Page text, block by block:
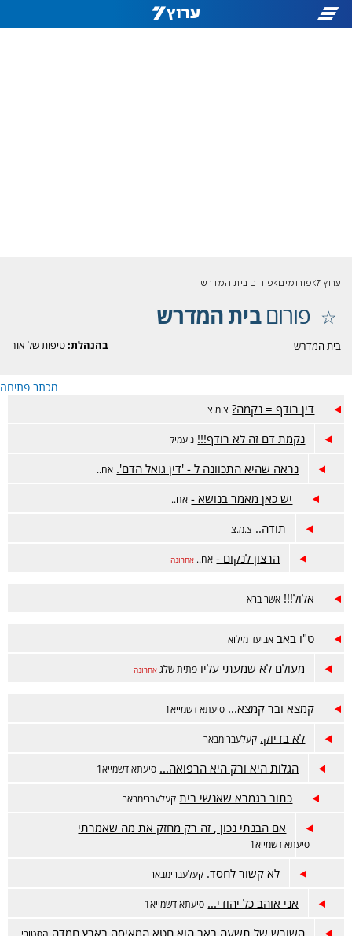
ערוץ 7 פורומים פורום בית המדרש
פורוםבית המדרש
בהנהלת:טיפות של אור בית המדרש
מכתב פתיחה
דין רודף = נקמה? צ.מ.צ
נקמת דם זה לא רודף!!! נועמיק
נראה שהיא התכוונה ל - 'דין גואל הדם'. אח..
יש כאן מאמר בנושא - אח..
תודה.. צ.מ.צ
הרצון לנקום - אח.. אחרונה
אלול!!! אשר ברא
ט"ו באב אביעד מילוא
מעולם לא שמעתי עליו פתית שלג אחרונה
קמצא ובר קמצא... סיעתא דשמייא1
לא בדיוק. קעלעברימבאר
הגלות היא ורק היא הרפואה... סיעתא דשמייא1
כתוב בגמרא שאנשי בית קעלעברימבאר
אם הבנתי נכון , זה רק מחזק את מה שאמרתי
סיעתא דשמייא1
לא קשור לחסד. קעלעברימבאר
אני אוהב כל יהודי... סיעתא דשמייא1